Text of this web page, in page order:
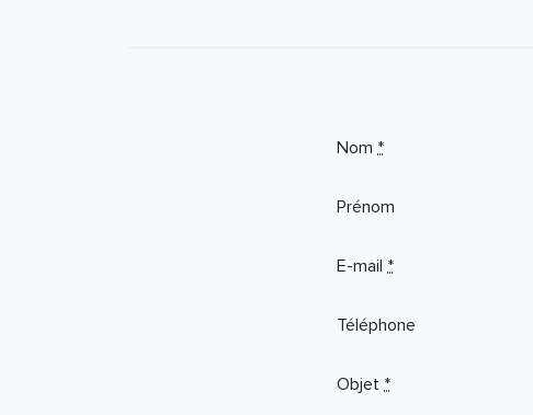
Nom *
Prénom
E-mail *
Téléphone
Objet *